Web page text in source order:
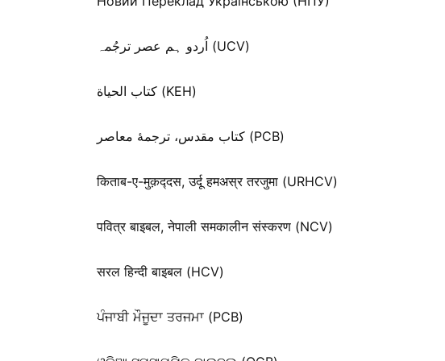
اُردو ہم عصر ترجُمہ (UCV)
كتاب الحياة (KEH)
کتاب مقدس، ترجمۀ معاصر (PCB)
किताब-ए-मुक़द्‍दस, उर्दू हमअस्र तरजुमा (URHCV)
पवित्र बाइबल, नेपाली समकालीन संस्करण (NCV)
सरल हिन्दी बाइबल (HCV)
ਪੰਜਾਬੀ ਮੌਜੂਦਾ ਤਰਜਮਾ (PCB)